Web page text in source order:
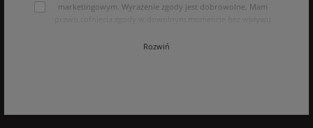
marketingowym. Wyrażenie zgody jest dobrowolne. Mam
podstawie zgody przed jej cofnięciem. Mam prawo dostępu
Rozwiń